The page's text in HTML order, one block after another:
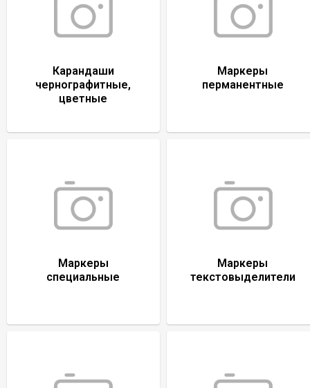
Карандаши
чернографитные,
цветные
Маркеры
перманентные
Маркеры
специальные
Маркеры
текстовыделители